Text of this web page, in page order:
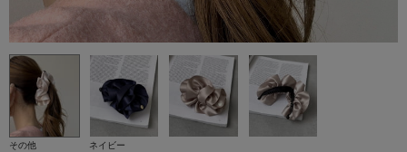
その他 ネイビー